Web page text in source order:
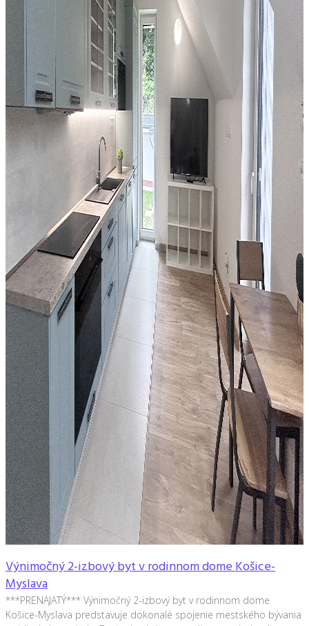
Výnimočný 2-izbový byt v rodinnom dome Košice-
Myslava
***PRENAJATÝ*** Výnimočný 2-izbový byt v rodinnom dome
Košice-Myslava predstavuje dokonalé spojenie mestského bývania